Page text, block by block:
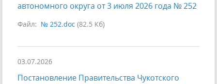
автономного округа от 3 июля 2026 года № 252
Файл: № 252.doc (82.5 Кб)
03.07.2026
Постановление Правительства Чукотского